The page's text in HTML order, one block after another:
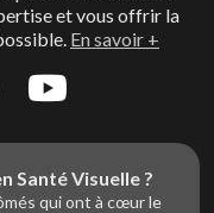
et vous offrir la
En savoir +
Santé Visuelle ?
qui ont à cœur le